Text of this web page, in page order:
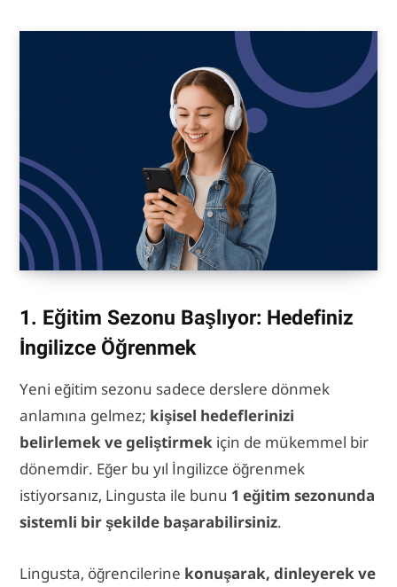
1. Eğitim Sezonu Başlıyor: Hedefiniz
İngilizce Öğrenmek
Yeni eğitim sezonu sadece derslere dönmek
anlamına gelmez; kişisel hedeflerinizi
belirlemek ve geliştirmek için de mükemmel bir
dönemdir. Eğer bu yıl İngilizce öğrenmek
istiyorsanız, Lingusta ile bunu 1 eğitim sezonunda
sistemli bir şekilde başarabilirsiniz.
Lingusta, öğrencilerine konuşarak, dinleyerek ve